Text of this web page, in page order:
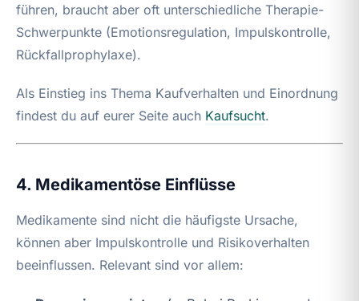
führen, braucht aber oft unterschiedliche Therapie-
Schwerpunkte (Emotionsregulation, Impulskontrolle,
Rückfallprophylaxe).
Als Einstieg ins Thema Kaufverhalten und Einordnung
findest du auf eurer Seite auch Kaufsucht.
4. Medikamentöse Einflüsse
Medikamente sind nicht die häufigste Ursache,
können aber Impulskontrolle und Risikoverhalten
beeinflussen. Relevant sind vor allem: